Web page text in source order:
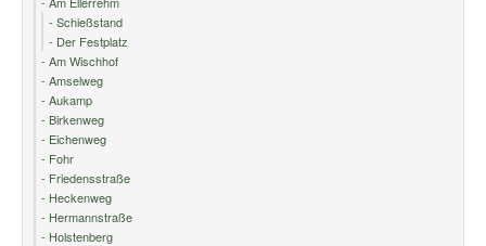
- Schießstand
- Der Festplatz
- Am Wischhof
- Amselweg
- Aukamp
- Birkenweg
- Eichenweg
- Fohr
- Friedensstraße
- Heckenweg
- Hermannstraße
- Holstenberg